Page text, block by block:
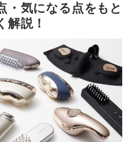
・気になる点をもと
解説！